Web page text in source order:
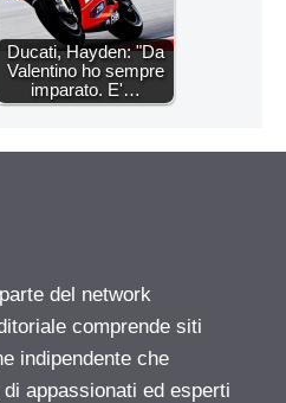
Ducati, Hayden: "Da
Valentino ho sempre
imparato. E'…
del network
comprende siti
indipendente che
appassionati ed esperti